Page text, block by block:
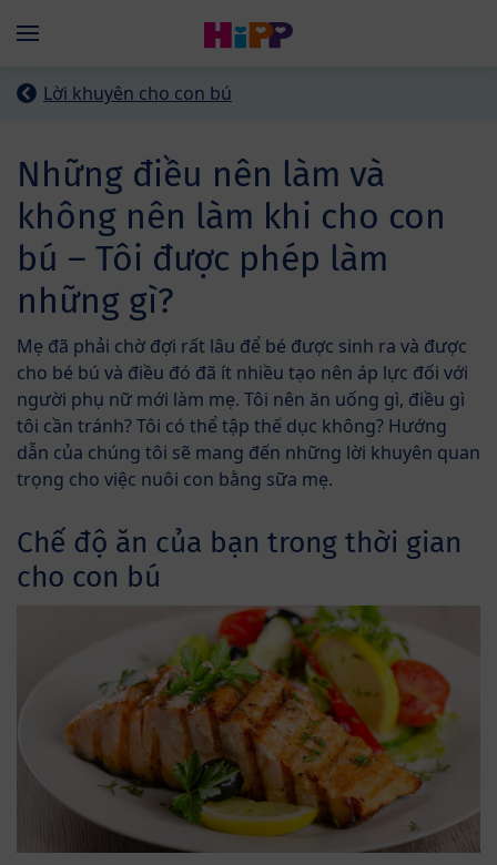
Menü
Lời khuyên cho con bú
Những điều nên làm và
không nên làm khi cho con
bú – Tôi được phép làm
những gì?
Mẹ đã phải chờ đợi rất lâu để bé được sinh ra và được
cho bé bú và điều đó đã ít nhiều tạo nên áp lực đối với
người phụ nữ mới làm mẹ. Tôi nên ăn uống gì, điều gì
tôi cần tránh? Tôi có thể tập thế dục không? Hướng
dẫn của chúng tôi sẽ mang đến những lời khuyên quan
trọng cho việc nuôi con bằng sữa mẹ.
Chế độ ăn của bạn trong thời gian
cho con bú